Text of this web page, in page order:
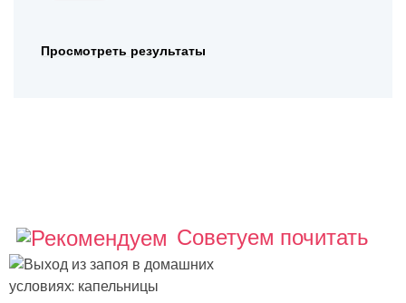
Просмотреть результаты
Советуем почитать